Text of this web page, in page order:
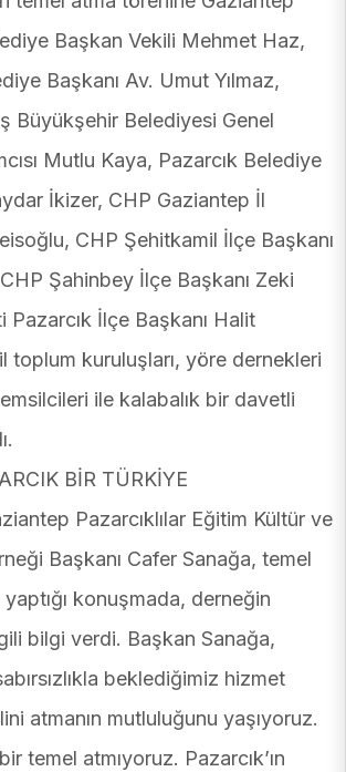
Başkan Vekili Mehmet Haz,
Başkanı Av. Umut Yılmaz,
Büyükşehir Belediyesi Genel
Mutlu Kaya, Pazarcık Belediye
İkizer, CHP Gaziantep İl
CHP Şehitkamil İlçe Başkanı
CHP Şahinbey İlçe Başkanı Zeki
Pazarcık İlçe Başkanı Halit
toplum kuruluşları, yöre dernekleri
ile kalabalık bir davetli
BİR TÜRKİYE
Pazarcıklılar Eğitim Kültür ve
Başkanı Cafer Sanağa, temel
konuşmada, derneğin
bilgi verdi. Başkan Sanağa,
beklediğimiz hizmet
atmanın mutluluğunu yaşıyoruz.
temel atmıyoruz. Pazarcık’ın